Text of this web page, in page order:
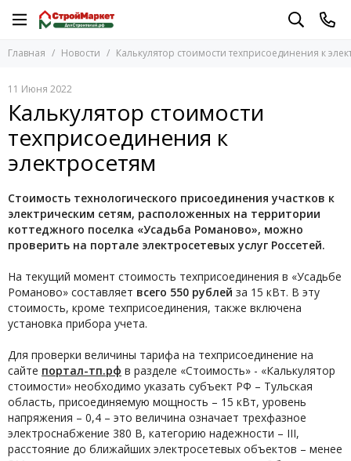
Главная Новости Калькулятор стоимости техприсоединения к
11 Июня 2022
Калькулятор стоимости
техприсоединения к
электросетям
Стоимость технологического присоединения участков к
электрическим сетям, расположенных на территории
коттеджного поселка «Усадьба Романово», можно
проверить на портале электросетевых услуг Россетей.
На текущий момент стоимость техприсоединения в «Усадьбе
Романово» составляет всего 550 рублей за 15 кВт. В эту
стоимость, кроме техприсоединения, также включена
установка прибора учета.
Для проверки величины тарифа на техприсоединение на
сайте портал-тп.рф в разделе «Стоимость» - «Калькулятор
стоимости» необходимо указать субъект РФ – Тульская
область, присоединяемую мощность – 15 кВт, уровень
напряжения – 0,4 – это величина означает трехфазное
электроснабжение 380 В, категорию надежности – III,
расстояние до ближайших электросетевых объектов – менее